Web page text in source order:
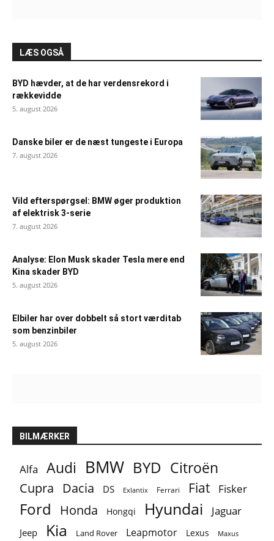
LÆS OGSÅ
BYD hævder, at de har verdensrekord i
rækkevidde
5. august 2026
Danske biler er de næst tungeste i Europa
7. august 2026
Vild efterspørgsel: BMW øger produktion
af elektrisk 3-serie
7. august 2026
Analyse: Elon Musk skader Tesla mere end
Kina skader BYD
5. august 2026
Elbiler har over dobbelt så stort værditab
som benzinbiler
5. august 2026
BILMÆRKER
Alfa Audi BMW BYD Citroën
Cupra Dacia DS Exlantix Ferrari Fiat Fisker
Ford Honda Hongqi Hyundai Jaguar
Jeep Kia Land Rover Leapmotor Lexus Maxus